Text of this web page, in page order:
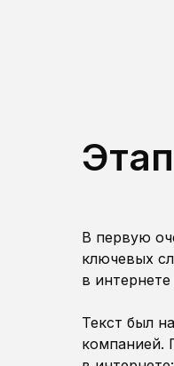
В первую
ключевых
в
Текст был
компанией.